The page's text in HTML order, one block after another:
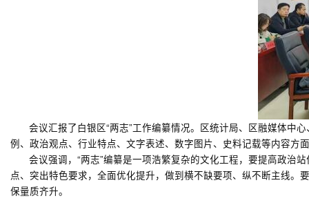
会议汇报了白银区“两志”工作编纂情况。区统计局、区融媒体中
例、政治观点、行业特点、文字表述、数字图片、史料记载等内容方
会议强调，“两志”编纂是一项浩繁复杂的文化工程，要提高政治
点、突出特色要求，全面优化提升，做到横不缺要项、纵不断主线
保量质齐升。